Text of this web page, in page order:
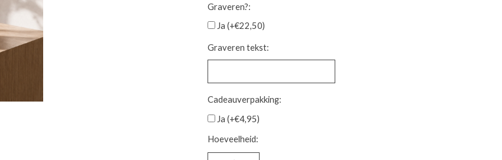
Graveren?:
Ja (+€22,50)
Graveren tekst:
Cadeauverpakking:
Ja (+€4,95)
Hoeveelheid: